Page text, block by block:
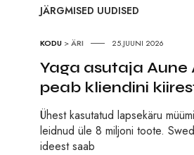
JÄRGMISED UUDISED
KODU >ÄRI 25.JUUNI 2026
Yaga asutaja Aune
peab kliendini
Ühest kasutatud lapsekäru
leidnud üle 8 miljoni toote.
ideest saab